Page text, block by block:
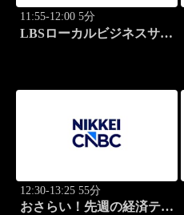
11:55-12:00 5分
LBSローカルビジネスサテ
12:30-13:25 55分
おさらい！先週の経済テー